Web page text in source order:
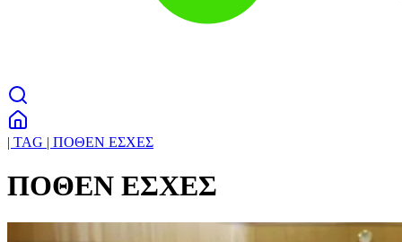
| TAG | ΠΟΘΕΝ ΕΣΧΕΣ
ΠΟΘΕΝ ΕΣΧΕΣ